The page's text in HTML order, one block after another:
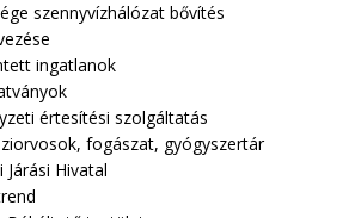
szennyvízhálózat bővítés
ingatlanok
értesítési szolgáltatás
fogászat, gyógyszertár
Hivatal